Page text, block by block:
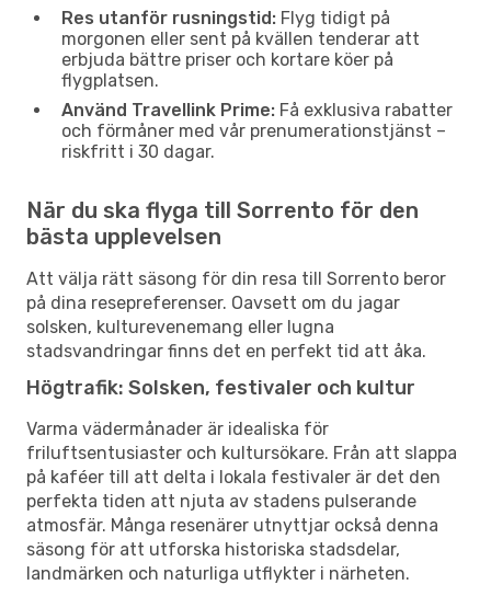
Res utanför rusningstid: Flyg tidigt på
morgonen eller sent på kvällen tenderar att
erbjuda bättre priser och kortare köer på
flygplatsen.
Använd Travellink Prime: Få exklusiva rabatter
och förmåner med vår prenumerationstjänst –
riskfritt i 30 dagar.
När du ska flyga till Sorrento för den
bästa upplevelsen
Att välja rätt säsong för din resa till Sorrento beror
på dina resepreferenser. Oavsett om du jagar
solsken, kulturevenemang eller lugna
stadsvandringar finns det en perfekt tid att åka.
Högtrafik: Solsken, festivaler och kultur
Varma vädermånader är idealiska för
friluftsentusiaster och kultursökare. Från att slappa
på kaféer till att delta i lokala festivaler är det den
perfekta tiden att njuta av stadens pulserande
atmosfär. Många resenärer utnyttjar också denna
säsong för att utforska historiska stadsdelar,
landmärken och naturliga utflykter i närheten.